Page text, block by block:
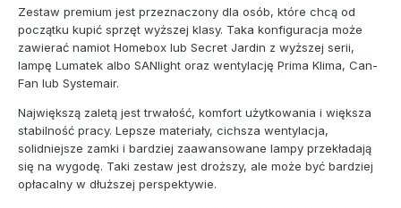
Zestaw premium jest przeznaczony dla osób, które chcą od
początku kupić sprzęt wyższej klasy. Taka konfiguracja może
zawierać namiot Homebox lub Secret Jardin z wyższej serii,
lampę Lumatek albo SANlight oraz wentylację Prima Klima, Can-
Fan lub Systemair.
Największą zaletą jest trwałość, komfort użytkowania i większa
stabilność pracy. Lepsze materiały, cichsza wentylacja,
solidniejsze zamki i bardziej zaawansowane lampy przekładają
się na wygodę. Taki zestaw jest droższy, ale może być bardziej
opłacalny w dłuższej perspektywie.